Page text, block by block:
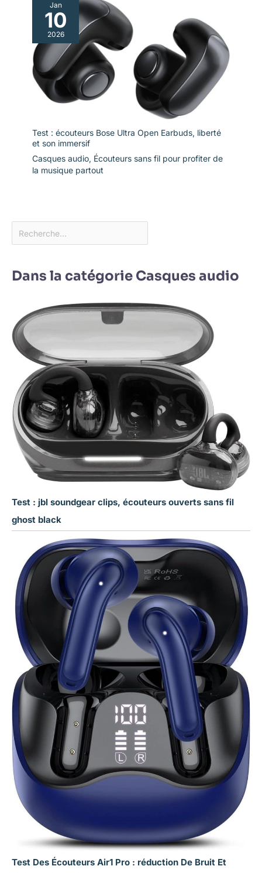
Jan
10
2026
Test : écouteurs Bose Ultra Open Earbuds, liberté
et son immersif
Casques audio, Écouteurs sans fil pour profiter de
la musique partout
Dans la catégorie Casques audio
Test : jbl soundgear clips, écouteurs ouverts sans fil
ghost black
Test Des Écouteurs Air1 Pro : réduction De Bruit Et